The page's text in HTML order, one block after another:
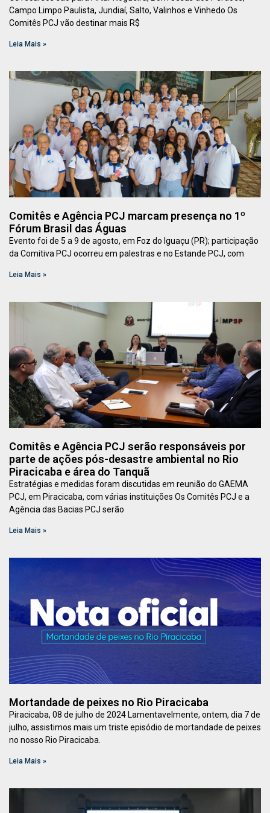
Campo Limpo Paulista, Jundiaí, Salto, Valinhos e Vinhedo Os
Comitês PCJ vão destinar mais R$
Leia Mais »
Comitês e Agência PCJ marcam presença no 1º
Fórum Brasil das Águas
Evento foi de 5 a 9 de agosto, em Foz do Iguaçu (PR); participação
da Comitiva PCJ ocorreu em palestras e no Estande PCJ, com
Leia Mais »
Comitês e Agência PCJ serão responsáveis por
parte de ações pós-desastre ambiental no Rio
Piracicaba e área do Tanquã
Estratégias e medidas foram discutidas em reunião do GAEMA
PCJ, em Piracicaba, com várias instituições Os Comitês PCJ e a
Agência das Bacias PCJ serão
Leia Mais »
Mortandade de peixes no Rio Piracicaba
Piracicaba, 08 de julho de 2024 Lamentavelmente, ontem, dia 7 de
julho, assistimos mais um triste episódio de mortandade de peixes
no nosso Rio Piracicaba.
Leia Mais »